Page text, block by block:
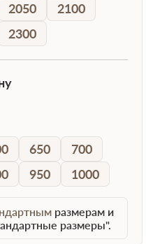
2050
2100
2300
650
700
950 1000
размерам и
размеры".